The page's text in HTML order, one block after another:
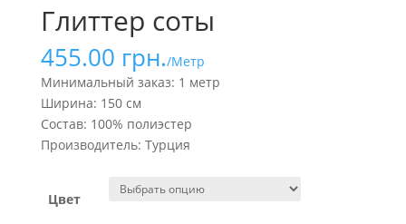
Глиттер соты
455.00 грн./Метр
Минимальный заказ: 1 метр
Ширина: 150 см
Состав: 100% полиэстер
Производитель: Турция
Цвет